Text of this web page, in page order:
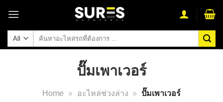
content
ค้นหา:
ปั๊มเพาเวอร์
Home » อะไหล่ช่วงล่าง » ปั๊มเพาเวอร์